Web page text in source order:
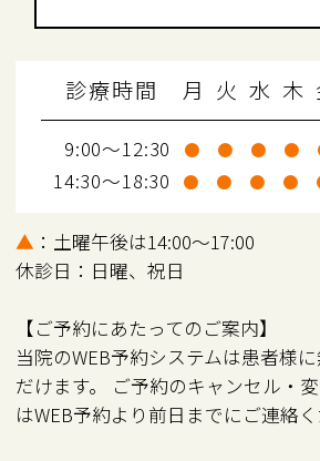
診療時間 月 火 水 木
9:00～12:30 ● ● ● ●
14:30～18:30 ● ● ● ●
▲ ：土曜午後は14:00～17:00
休診日：日曜、祝日
【ご予約にあたってのご案内】
当院のWEB予約システムは患者様
だけます。 ご予約のキャンセル・
はWEB予約より前日までにご連絡く